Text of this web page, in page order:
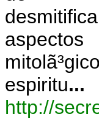
aspectos
espiritu...
http://